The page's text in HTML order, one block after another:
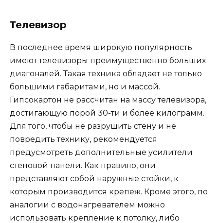
Телевизор
В последнее время широкую популярность
имеют телевизоры преимущественно больших
диагоналей. Такая техника обладает не только
большими габаритами, но и массой.
Гипсокартон не рассчитан на массу телевизора,
достигающую порой 30-ти и более килограмм.
Для того, чтобы не разрушить стену и не
повредить технику, рекомендуется
предусмотреть дополнительные усилители
стеновой панели. Как правило, они
представляют собой наружные стойки, к
которым производится крепеж. Кроме этого, по
аналогии с водонагревателем можно
использовать крепление к потолку, либо